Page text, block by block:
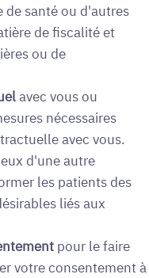
de santé ou d'autres
de fiscalité et
ou de
avec vous ou
nécessaires
avec vous.
d'une autre
les patients des
liés aux
pour le faire
votre consentement à